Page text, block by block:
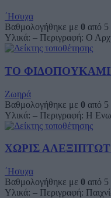
΄Ησυχα
Βαθμολογήθηκε με 0 από 5
Υλικά: – Περιγραφή: Ο
ΤΟ
Ζωηρά
Βαθμολογήθηκε με 0 από 5
Υλικά: – Περιγραφή: Η
ΧΩΡΙΣ
΄Ησυχα
Βαθμολογήθηκε με 0 από 5
Υλικά: – Περιγραφή: